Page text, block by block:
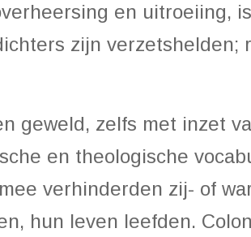
en uitroeiing,
zijn verzetshelden;
geweld, zelfs met inzet
en theologische
verhinderden zij- of
hun leven leefden.